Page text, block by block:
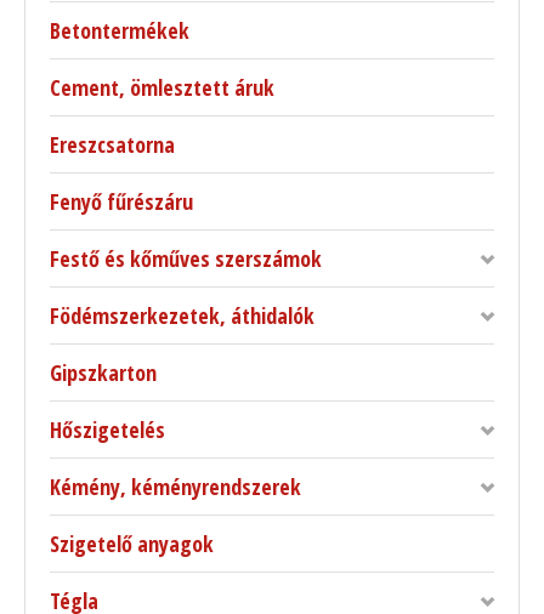
Betontermékek
Cement, ömlesztett áruk
Ereszcsatorna
Fenyő fűrészáru
Festő és kőműves szerszámok
Födémszerkezetek, áthidalók
Gipszkarton
Hőszigetelés
Kémény, kéményrendszerek
Szigetelő anyagok
Tégla